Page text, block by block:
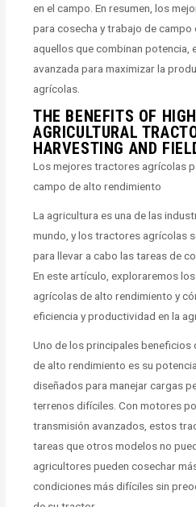
en el campo. En resumen, los
para cosecha y trabajo de
aquellos que combinan potencia,
avanzada para maximizar la
agrícolas.
THE BENEFITS OF
AGRICULTURAL
HARVESTING AND
Los mejores tractores agrícolas
campo de alto rendimiento
La agricultura es una de las
mundo, y los tractores agrícolas
para llevar a cabo las tareas de
En este artículo, exploraremos
agrícolas de alto rendimiento y
eficiencia y productividad en la
Uno de los principales
de alto rendimiento es su
diseñados para manejar cargas
terrenos difíciles. Con motores
transmisión avanzados, estos
tareas que otros modelos no
agricultores pueden cosechar
condiciones más difíciles sin